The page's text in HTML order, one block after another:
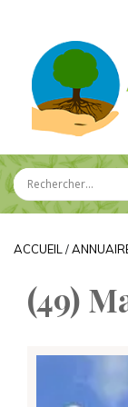
ACCUEIL /
(49)